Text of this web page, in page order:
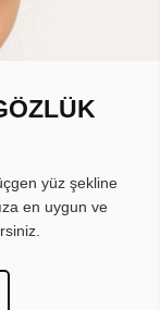
yüz şekline
en uygun ve